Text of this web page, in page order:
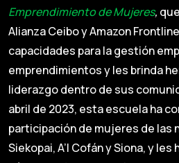
Emprendimiento de Mujeres,
Alianza Ceibo y Amazon
capacidades para la gestión
emprendimientos y les brinda
liderazgo dentro de sus
abril de 2023, esta escuela ha
participación de mujeres de las
Siekopai, A’I Cofán y Siona, y